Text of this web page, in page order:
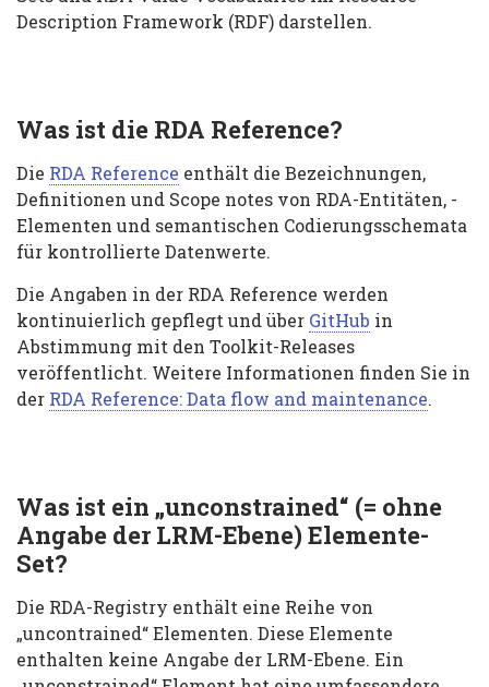
Description Framework (RDF) darstellen.
Was ist die RDA Reference?
Die RDA Reference enthält die Bezeichnungen,
Definitionen und Scope notes von RDA-Entitäten, -
Elementen und semantischen Codierungsschemata
für kontrollierte Datenwerte.
Die Angaben in der RDA Reference werden
kontinuierlich gepflegt und über GitHub in
Abstimmung mit den Toolkit-Releases
veröffentlicht. Weitere Informationen finden Sie in
der RDA Reference: Data flow and maintenance.
Was ist ein „unconstrained“ (= ohne
Angabe der LRM-Ebene) Elemente-
Set?
Die RDA-Registry enthält eine Reihe von
„uncontrained“ Elementen. Diese Elemente
enthalten keine Angabe der LRM-Ebene. Ein